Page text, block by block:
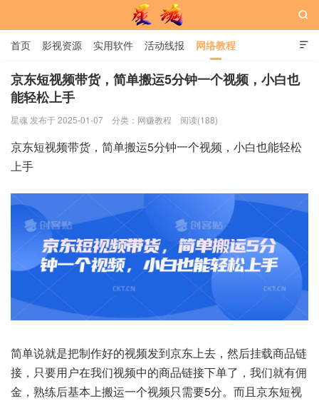
星魂网

首页 影视资源 实用软件 活动线报 网络教程
用户中心 书籍 娱乐

京东短视频带货，简单搬运5分钟一个视频，小白也
能轻松上手
星魂 发布于 2025-01-07 分类： 网赚教程 阅读(188)
京东短视频带货，简单搬运5分钟一个视频，小白也能轻松
上手
简单说就是把制作好的视频发到京东上去，然后挂载商品链
接，只要用户在我们视频中的商品链接下单了，我们就有佣
金，熟练后基本上搬运一个视频只需要5分。而且京东短视